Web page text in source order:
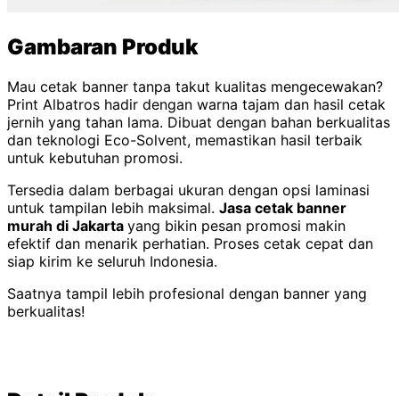
Gambaran Produk
Mau cetak banner tanpa takut kualitas mengecewakan?
Print Albatros hadir dengan warna tajam dan hasil cetak
jernih yang tahan lama. Dibuat dengan bahan berkualitas
dan teknologi Eco-Solvent, memastikan hasil terbaik
untuk kebutuhan promosi.
Tersedia dalam berbagai ukuran dengan opsi laminasi
untuk tampilan lebih maksimal. Jasa cetak banner
murah di Jakarta yang bikin pesan promosi makin
efektif dan menarik perhatian. Proses cetak cepat dan
siap kirim ke seluruh Indonesia.
Saatnya tampil lebih profesional dengan banner yang
berkualitas!